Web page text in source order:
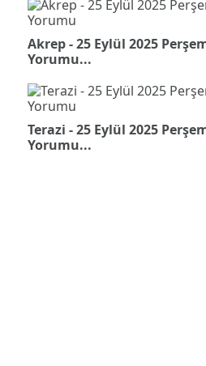
Akrep - 25 Eylül 2025
Yorumu...
Terazi - 25 Eylül 2025
Yorumu...